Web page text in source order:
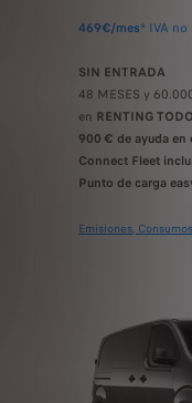
469€/mes* IVA no
SIN ENTRADA
48 MESES y
en RENTING
900 € de ayuda en
Connect Fleet
Punto de carga
Emisiones,